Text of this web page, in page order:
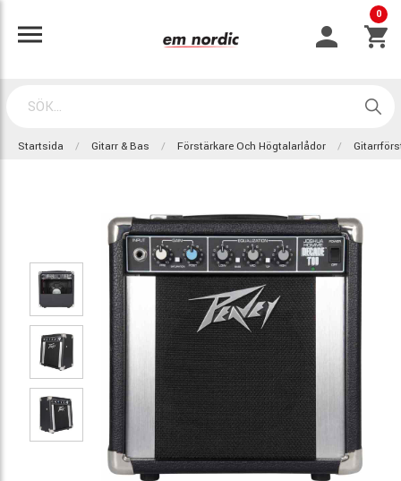
0
Startsida Gitarr & Bas Förstärkare Och Högtalarlådor